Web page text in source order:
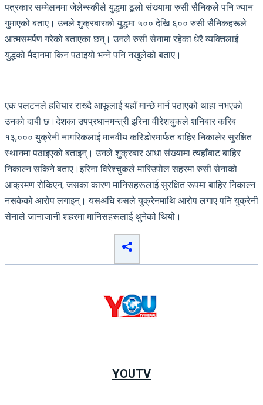
पत्रकार सम्मेलनमा जेलेन्स्कीले युद्धमा ठूलो संख्यामा रुसी सैनिकले पनि ज्यान
गुमाएको बताए। उनले शुक्रबारको युद्धमा ५०० देखि ६०० रुसी सैनिकहरूले
आत्मसमर्पण गरेको बताएका छन्। उनले रुसी सेनामा रहेका धेरै व्यक्तिलाई
युद्धको मैदानमा किन पठाइयो भन्ने पनि नखुलेको बताए।
एक पलटनले हतियार राख्दै आफूलाई यहाँ मान्छे मार्न पठाएको थाहा नभएको
उनको दाबी छ।देशका उपप्रधानमन्त्री इरिना वीरेशचुकले शनिबार करिब
१३,००० युक्रेनी नागरिकलाई मानवीय करिडोरमार्फत बाहिर निकालेर सुरक्षित
स्थानमा पठाइएको बताइन्। उनले शुक्रबार आधा संख्यामा त्यहाँबाट बाहिर
निकाल्न सकिने बताए।इरिना विरेश्चुकले मारिउपोल सहरमा रुसी सेनाको
आक्रमण रोकिएन, जसका कारण मानिसहरूलाई सुरक्षित रूपमा बाहिर निकाल्न
नसकेको आरोप लगाइन्। यसअघि रुसले युक्रेनमाथि आरोप लगाए पनि युक्रेनी
सेनाले जानाजानी शहरमा मानिसहरूलाई थुनेको थियो।
YOUTV